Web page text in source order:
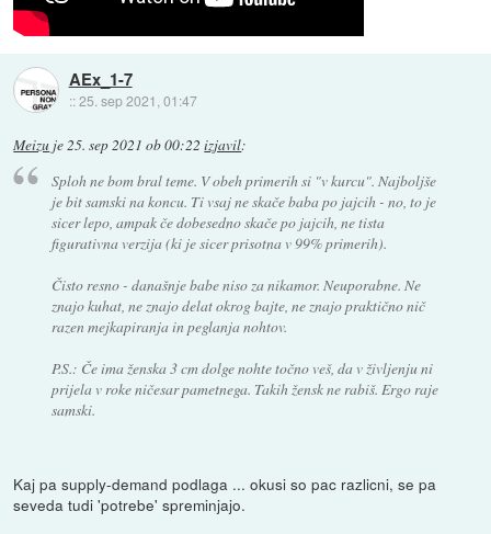
AEx_1-7
::25. sep 2021, 01:47
Meizu je25. sep 2021 ob 00:22 izjavil:
Sploh ne bom bral teme. V obeh primerih si "v kurcu". Najboljše
je bit samski na koncu. Ti vsaj ne skače baba po jajcih - no, to je
sicer lepo, ampak če dobesedno skače po jajcih, ne tista
figurativna verzija (ki je sicer prisotna v 99% primerih).
Čisto resno - današnje babe niso za nikamor. Neuporabne. Ne
znajo kuhat, ne znajo delat okrog bajte, ne znajo praktično nič
razen mejkapiranja in peglanja nohtov.
P.S.: Če ima ženska 3 cm dolge nohte točno veš, da v življenju ni
prijela v roke ničesar pametnega. Takih žensk ne rabiš. Ergo raje
samski.
Kaj pa supply-demand podlaga ... okusi so pac razlicni, se pa
seveda tudi 'potrebe' spreminjajo.